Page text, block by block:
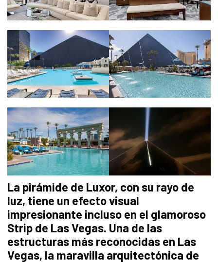
La pirámide de Luxor, con su rayo de
luz, tiene un efecto visual
impresionante incluso en el glamoroso
Strip de Las Vegas. Una de las
estructuras más reconocidas en Las
Vegas, la maravilla arquitectónica de